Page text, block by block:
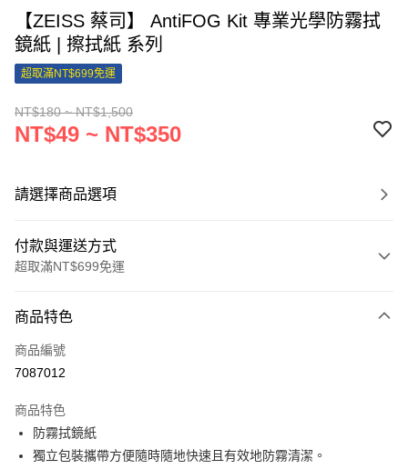
【ZEISS 蔡司】 AntiFOG Kit 專業光學防霧拭
鏡紙 | 擦拭紙 系列
超取滿NT$699免運
NT$180 ~ NT$1,500
NT$49 ~ NT$350
請選擇商品選項
付款與運送方式
超取滿NT$699免運
信用卡一次付款
信用卡分期付款
合作金庫商業銀行
華南商業銀行
上海商業儲蓄銀行
台北富邦商業銀行
超商取貨付款
LINE Pay
商品特色
商品編號
7087012
商品特色
防霧拭鏡紙
獨立包裝攜帶方便隨時隨地快速且有效地防霧清潔。